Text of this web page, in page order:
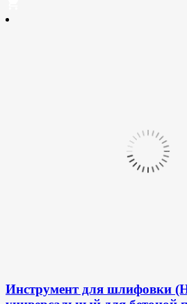
Инструмент для шлифовки